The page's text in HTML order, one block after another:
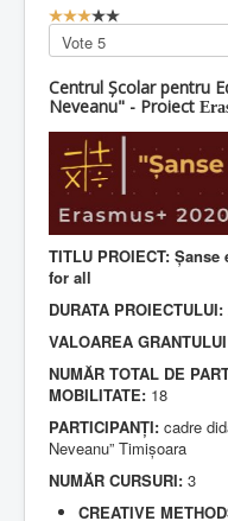
Activitati
Anunturi
Contact
Lectii e-learning
Resurse-educationale
U
s
e
r
R
a
3
/
5
Please
Rate
Centrul Școlar pentru
Neveanu" - Proiect
TITLU PROIECT:
for all
DURATA PROIECTULUI:
VALOAREA
NUMĂR TOTAL DE
MOBILITATE: 18
PARTICIPANȚI: cadre
Neveanu” Timișoara
NUMĂR CURSURI: 3
CREATIVE